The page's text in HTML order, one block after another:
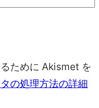
ために Akismet を
の処理方法の詳細